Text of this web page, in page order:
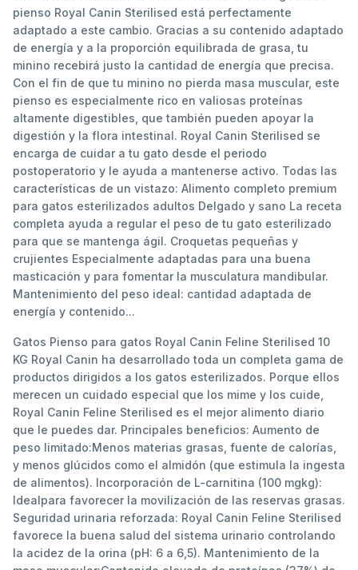
pienso Royal Canin Sterilised está perfectamente
adaptado a este cambio. Gracias a su contenido adaptado
de energía y a la proporción equilibrada de grasa, tu
minino recebirá justo la cantidad de energía que precisa.
Con el fin de que tu minino no pierda masa muscular, este
pienso es especialmente rico en valiosas proteínas
altamente digestibles, que también pueden apoyar la
digestión y la flora intestinal. Royal Canin Sterilised se
encarga de cuidar a tu gato desde el periodo
postoperatorio y le ayuda a mantenerse activo. Todas las
características de un vistazo: Alimento completo premium
para gatos esterilizados adultos Delgado y sano La receta
completa ayuda a regular el peso de tu gato esterilizado
para que se mantenga ágil. Croquetas pequeñas y
crujientes Especialmente adaptadas para una buena
masticación y para fomentar la musculatura mandibular.
Mantenimiento del peso ideal: cantidad adaptada de
energía y contenido...
Gatos Pienso para gatos Royal Canin Feline Sterilised 10
KG Royal Canin ha desarrollado toda un completa gama de
productos dirigidos a los gatos esterilizados. Porque ellos
merecen un cuidado especial que los mime y los cuide,
Royal Canin Feline Sterilised es el mejor alimento diario
que le puedes dar. Principales beneficios: Aumento de
peso limitado:Menos materias grasas, fuente de calorías,
y menos glúcidos como el almidón (que estimula la ingesta
de alimentos). Incorporación de L-carnitina (100 mgkg):
Idealpara favorecer la movilización de las reservas grasas.
Seguridad urinaria reforzada: Royal Canin Feline Sterilised
favorece la buena salud del sistema urinario controlando
la acidez de la orina (pH: 6 a 6,5). Mantenimiento de la